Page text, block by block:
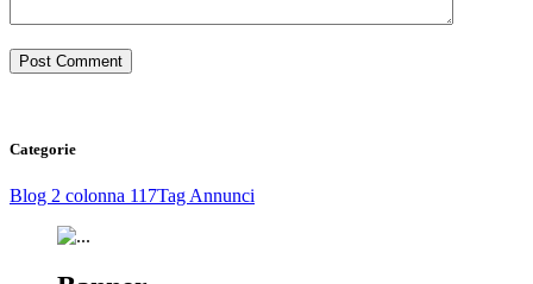
Categorie
Blog 2 colonna 117Tag Annunci